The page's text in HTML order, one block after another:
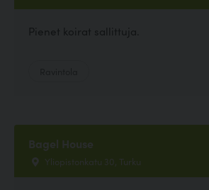
Pienet koirat sallittuja.
Bagel House
Yliopistonkatu 30, Turku